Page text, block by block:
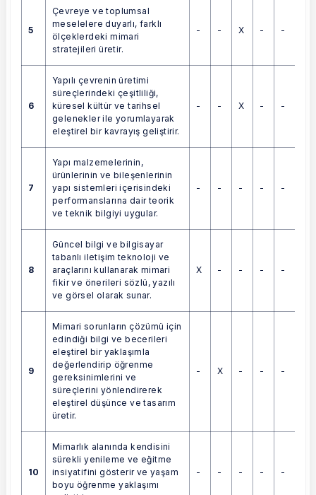
5
Çevreye ve toplumsal
meselelere duyarlı, farklı
ölçeklerdeki mimari
stratejileri üretir.
- - X - -
6
Yapılı çevrenin üretimi
süreçlerindeki çeşitliliği,
küresel kültür ve tarihsel
gelenekler ile yorumlayarak
eleştirel bir kavrayış geliştirir.
- - X - -
7
Yapı malzemelerinin,
ürünlerinin ve bileşenlerinin
yapı sistemleri içerisindeki
performanslarına dair teorik
ve teknik bilgiyi uygular.
- - - - -
8
Güncel bilgi ve bilgisayar
tabanlı iletişim teknoloji ve
araçlarını kullanarak mimari
fikir ve önerileri sözlü, yazılı
ve görsel olarak sunar.
X - - - -
9
Mimari sorunların çözümü için
edindiği bilgi ve becerileri
eleştirel bir yaklaşımla
değerlendirip öğrenme
gereksinimlerini ve
süreçlerini yönlendirerek
eleştirel düşünce ve tasarım
üretir.
- X - - -
10
Mimarlık alanında kendisini
sürekli yenileme ve eğitme
insiyatifini gösterir ve yaşam
boyu öğrenme yaklaşımı
- - - - -